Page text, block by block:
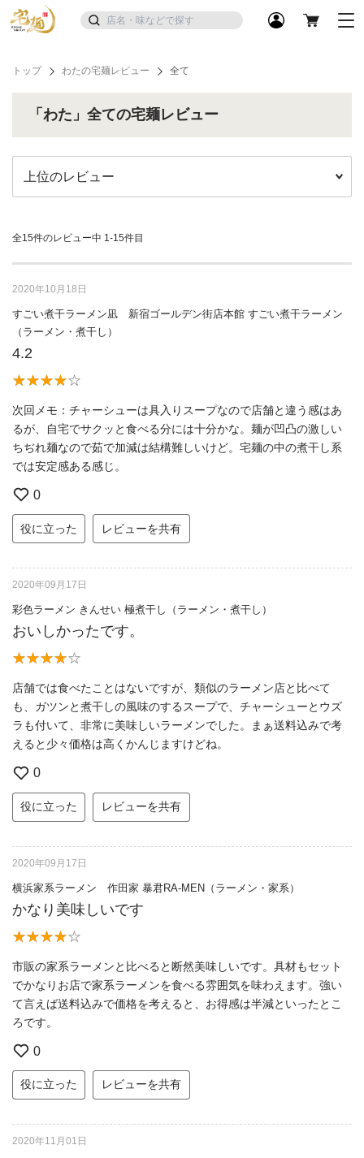
トップ わたの宅麺レビュー 全て
「わた」全ての宅麺レビュー
全15件のレビュー中 1-15件目
2020年10月18日
すごい煮干ラーメン凪 新宿ゴールデン街店本館 すごい煮干ラーメン
（ラーメン・煮干し）
4.2
次回メモ：チャーシューは具入りスープなので店舗と違う感はあ
るが、自宅でサクッと食べる分には十分かな。麺が凹凸の激しい
ちぢれ麺なので茹で加減は結構難しいけど。宅麺の中の煮干し系
では安定感ある感じ。
0
役に立った レビューを共有
2020年09月17日
彩色ラーメン きんせい 極煮干し（ラーメン・煮干し）
おいしかったです。
店舗では食べたことはないですが、類似のラーメン店と比べて
も、ガツンと煮干しの風味のするスープで、チャーシューとウズ
ラも付いて、非常に美味しいラーメンでした。まぁ送料込みで考
えると少々価格は高くかんじますけどね。
0
役に立った レビューを共有
2020年09月17日
横浜家系ラーメン 作田家 暴君RA-MEN（ラーメン・家系）
かなり美味しいです
市販の家系ラーメンと比べると断然美味しいです。具材もセット
でかなりお店で家系ラーメンを食べる雰囲気を味わえます。強い
て言えば送料込みで価格を考えると、お得感は半減といったとこ
ろです。
0
役に立った レビューを共有
2020年11月01日